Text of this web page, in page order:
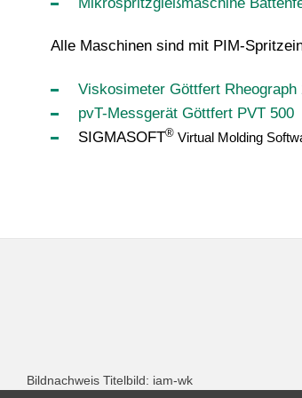
Alle Maschinen sind mit PIM-
Viskosimeter Göttfert Rheograph
pvT-Messgerät Göttfert PVT 500
SIGMASOFT®Virtual Molding
Bildnachweis Titelbild: iam-wk